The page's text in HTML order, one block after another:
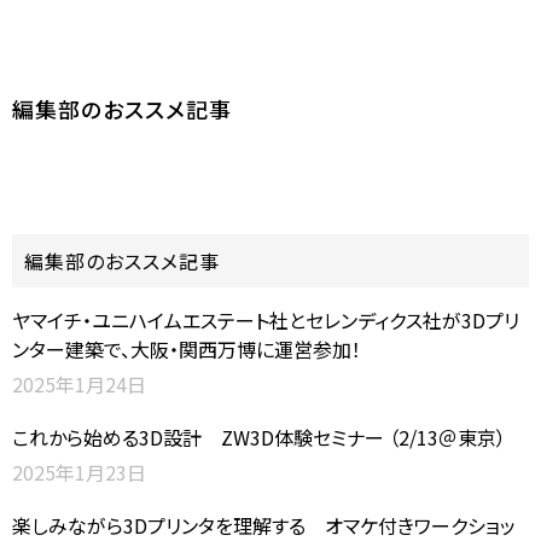
編集部のおススメ記事
編集部のおススメ記事
ヤマイチ・ユニハイムエステート社とセレンディクス社が3Dプリ
ンター建築で、大阪・関西万博に運営参加！
2025年1月24日
これから始める3D設計 ZW3D体験セミナー （2/13＠東京）
2025年1月23日
楽しみながら3Dプリンタを理解する オマケ付きワークショッ